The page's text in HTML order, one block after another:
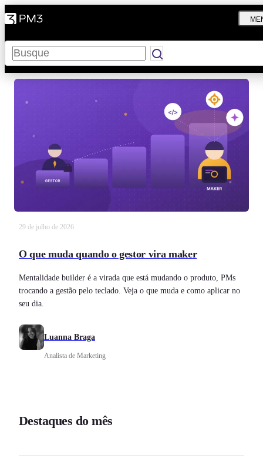
Pesquisar
29 de julho de 2026
O que muda quando o gestor vira maker
Mentalidade builder é a virada que está mudando o produto, PMs
trocando a gestão pelo teclado. Veja o que muda e como aplicar no
seu dia.
Luanna Braga
Analista de Marketing
Destaques do mês